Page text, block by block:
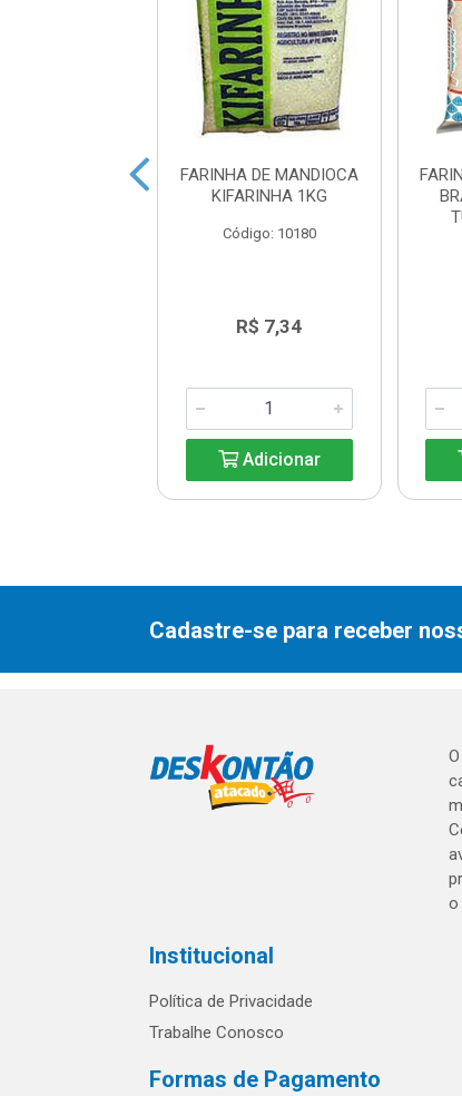
FARINHA DE MANDIOCA
KIFARINHA 1KG
Código: 10180
R$ 7,34
Adicionar
Cadastre-se para receber
o
Institucional
Política de Privacidade
Trabalhe Conosco
Formas de Pagamento